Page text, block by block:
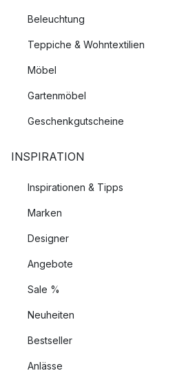
Beleuchtung
Teppiche & Wohntextilien
Möbel
Gartenmöbel
Geschenkgutscheine
INSPIRATION
Inspirationen & Tipps
Marken
Designer
Angebote
Sale %
Neuheiten
Bestseller
Anlässe